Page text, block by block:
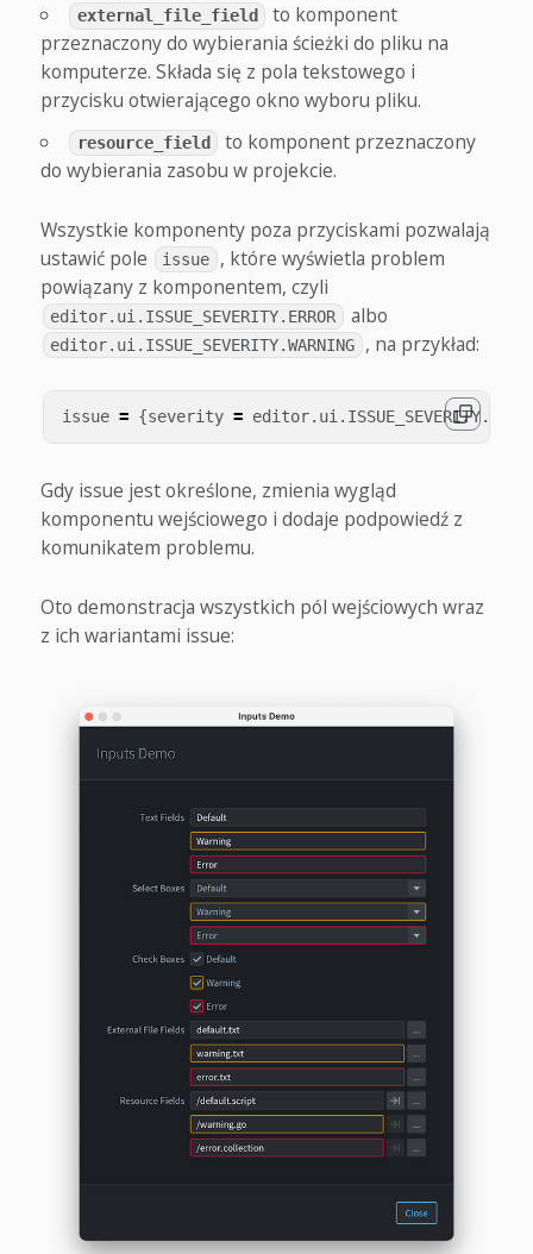
external_file_field
to komponent
przeznaczony do wybierania ścieżki do pliku na
komputerze. Składa się z pola tekstowego i
przycisku otwierającego okno wyboru pliku.
resource_field
to komponent przeznaczony
do wybierania zasobu w projekcie.
Wszystkie komponenty poza przyciskami pozwalają
ustawić pole
issue
, które wyświetla problem
powiązany z komponentem, czyli
editor.ui.ISSUE_SEVERITY.ERROR albo
editor.ui.ISSUE_SEVERITY.WARNING , na przykład:
issue = {severity = editor. ui . ISSUE_SEVERITY .
Gdy issue jest określone, zmienia wygląd
komponentu wejściowego i dodaje podpowiedź z
komunikatem problemu.
Oto demonstracja wszystkich pól wejściowych wraz
z ich wariantami issue: